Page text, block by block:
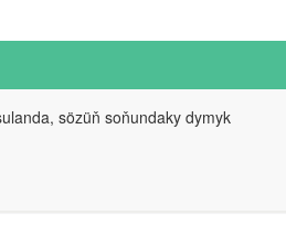
sözüň soňundaky dymyk